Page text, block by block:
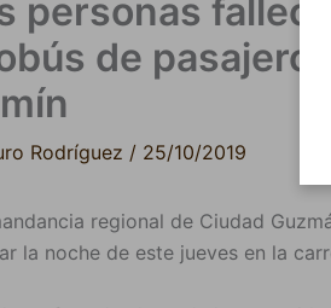
personas
de
Rodríguez / 25/10/2019
regional de Ciudad
la noche de este jueves en la